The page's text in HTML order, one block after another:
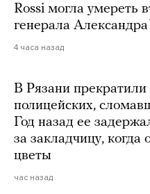
Rossi могла умереть
генерала
4 часа назад
В Рязани прекратили
полицейских,
Год назад ее
за закладчицу,
цветы
час назад